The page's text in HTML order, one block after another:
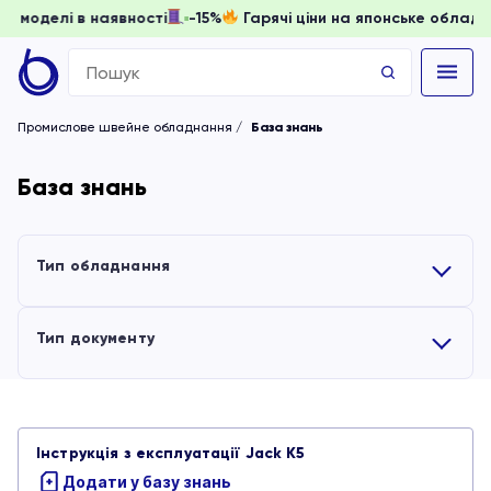
моделі в наявності -15% Гарячі ціни на японське
Search
for:
Промислове швейне обладнання База знань
База знань
Тип обладнання
Усі
Обладнання для волого-теплової обробки
Тип документу
Інструкції
Інструкція з експлуатації Jack K5
Додати у базу знань